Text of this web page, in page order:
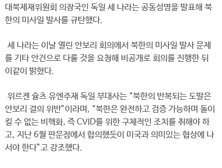
대북제재위원회 의장국인 독일 세 나라는 공동성명을 발표해 북
한의 미사일 발사를 규탄했다.
세 나라는 이날 열린 안보리 회의에서 북한의 미사일 발사 문제
를 기타 안건으로 다룰 것을 요청해 비공개로 회의를 진행한 뒤
이같이 밝혔다.
위르겐 슐츠 유엔주재 독일 부대사는 “북한의 반복되는 도발은
안보리 결의 위반”이라며, “북한은 완전하고 검증 가능하며 돌이
킬 수 없는 비핵화, 즉 CVID를 위한 구체적인 조치를 취해야 하
고, 지난 6월 판문점에서 합의했듯이 미국과 의미있는 협상에 나
서야 한다”고 강조했다.